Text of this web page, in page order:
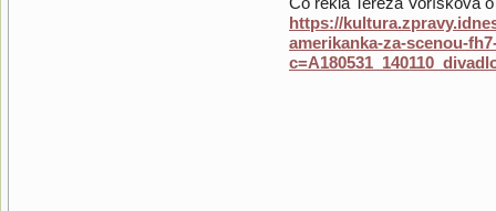
https://
amerikanka-za-scenou-